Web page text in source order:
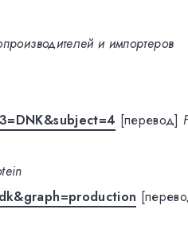
и импортеров
[перевод]